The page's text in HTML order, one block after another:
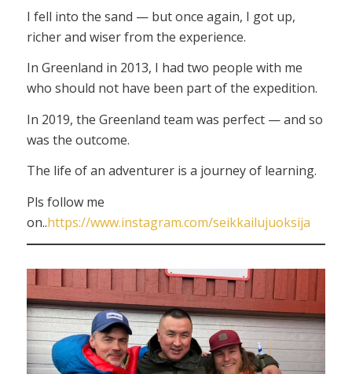
I fell into the sand — but once again, I got up,
richer and wiser from the experience.
In Greenland in 2013, I had two people with me
who should not have been part of the expedition.
In 2019, the Greenland team was perfect — and so
was the outcome.
The life of an adventurer is a journey of learning.
Pls follow me
on..https://www.instagram.com/seikkailujuoksija